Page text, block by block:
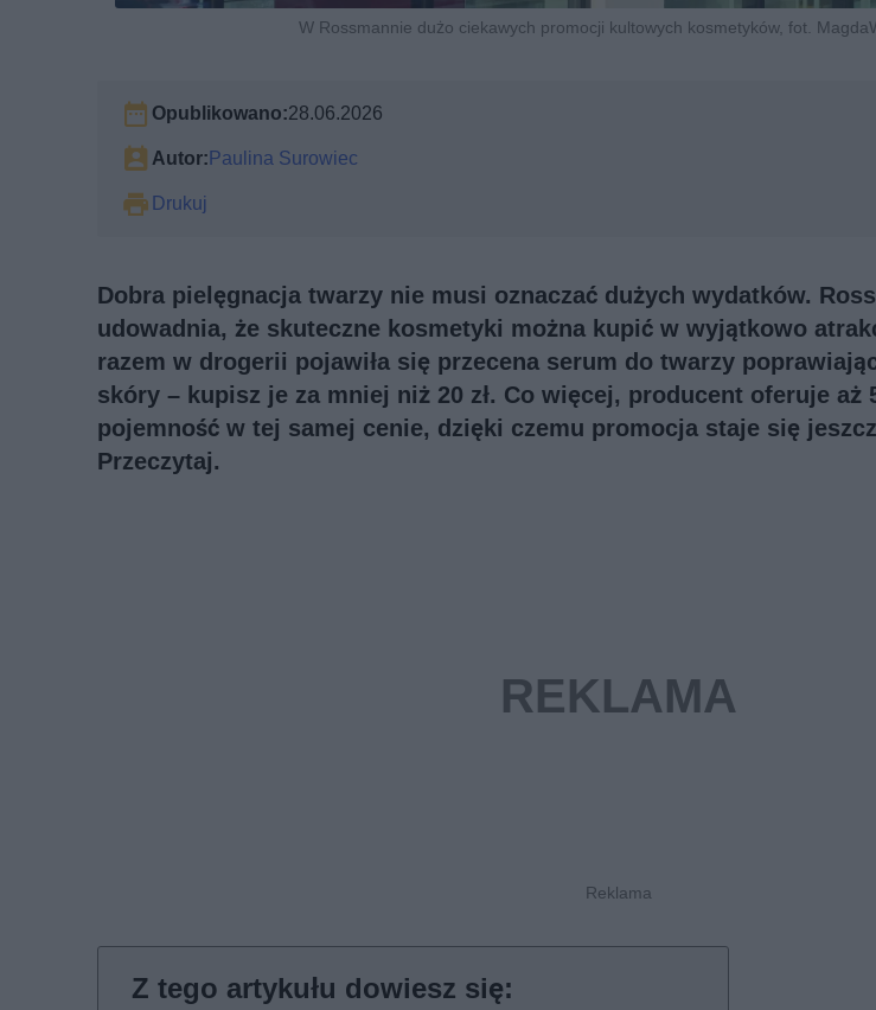
W Rossmannie dużo ciekawych promocji kultowych kosmetyków, fot.
Opublikowano:28.06.2026
Autor: Paulina Surowiec
Drukuj
Dobra pielęgnacja twarzy nie musi oznaczać dużych wydatków.
udowadnia, że skuteczne kosmetyki można kupić w wyjątkowo
razem w drogerii pojawiła się przecena serum do twarzy
skóry – kupisz je za mniej niż 20 zł. Co więcej, producent oferuje aż
pojemność w tej samej cenie, dzięki czemu promocja staje się
Przeczytaj.